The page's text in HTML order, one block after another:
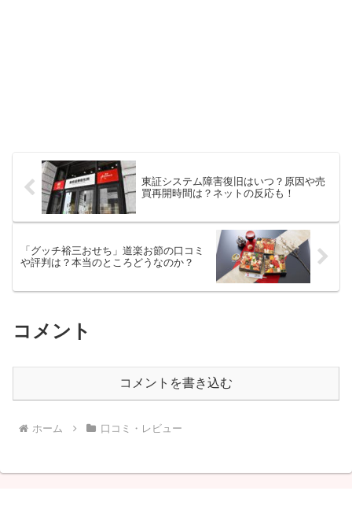
東証システム障害復旧はいつ？原因や売
買再開時間は？ネットの反応も！
「グッチ裕三おせち」道楽お節の口コミ
や評判は？本当のところどうなのか？
コメント
コメントを書き込む
ホーム 口コミ・レビュー